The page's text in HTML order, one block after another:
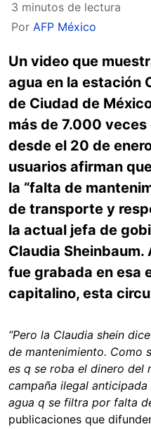
3 minutos de lectura
Por AFP México
Un video que
agua en la estación
de Ciudad de
más de 7.000
desde el 20 de
usuarios afirman
la “falta de
de transporte y
la actual jefa de
Claudia
fue grabada en esa
capitalino, esta
“Pero la Claudia shein
de mantenimiento. Como
es q se roba el dinero del
campaña ilegal
agua q se filtra por falta
publicaciones que